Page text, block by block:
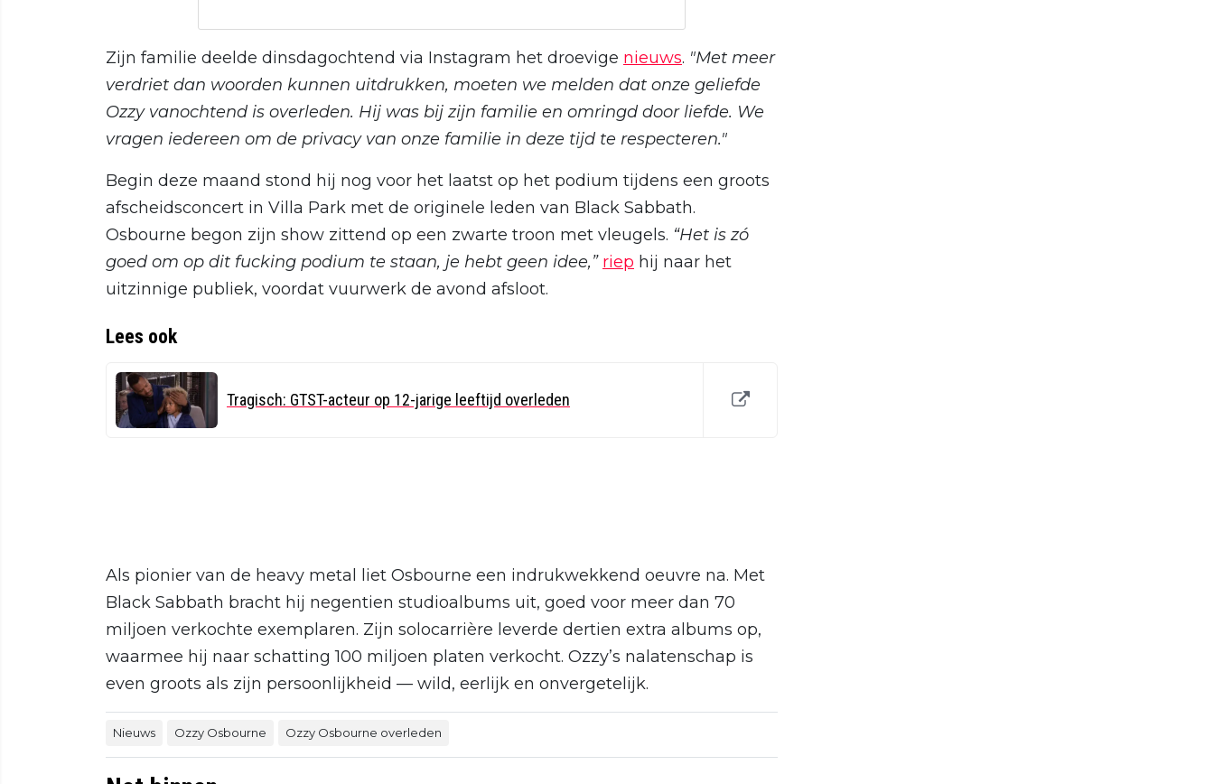
Zijn familie deelde dinsdagochtend via Instagram het droevige nieuws. "Met meer
verdriet dan woorden kunnen uitdrukken, moeten we melden dat onze geliefde
Ozzy vanochtend is overleden. Hij was bij zijn familie en omringd door liefde. We
vragen iedereen om de privacy van onze familie in deze tijd te respecteren."
Begin deze maand stond hij nog voor het laatst op het podium tijdens een groots
afscheidsconcert in Villa Park met de originele leden van Black Sabbath.
Osbourne begon zijn show zittend op een zwarte troon met vleugels. “Het is zó
goed om op dit fucking podium te staan, je hebt geen idee,” riep hij naar het
uitzinnige publiek, voordat vuurwerk de avond afsloot.
Lees ook
Tragisch: GTST-acteur op 12-jarige leeftijd overleden
Als pionier van de heavy metal liet Osbourne een indrukwekkend oeuvre na. Met
Black Sabbath bracht hij negentien studioalbums uit, goed voor meer dan 70
miljoen verkochte exemplaren. Zijn solocarrière leverde dertien extra albums op,
waarmee hij naar schatting 100 miljoen platen verkocht. Ozzy’s nalatenschap is
even groots als zijn persoonlijkheid — wild, eerlijk en onvergetelijk.
Nieuws Ozzy Osbourne Ozzy Osbourne overleden